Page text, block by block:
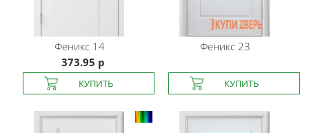
Феникс 14
373.95 р
Феникс 23